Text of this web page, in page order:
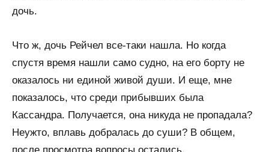
дочь.
Что ж, дочь Рейчел все-таки нашла. Но когда
спустя время нашли само судно, на его борту не
оказалось ни единой живой души. И еще, мне
показалось, что среди прибывших была
Кассандра. Получается, она никуда не пропадала?
Неужто, вплавь добралась до суши? В общем,